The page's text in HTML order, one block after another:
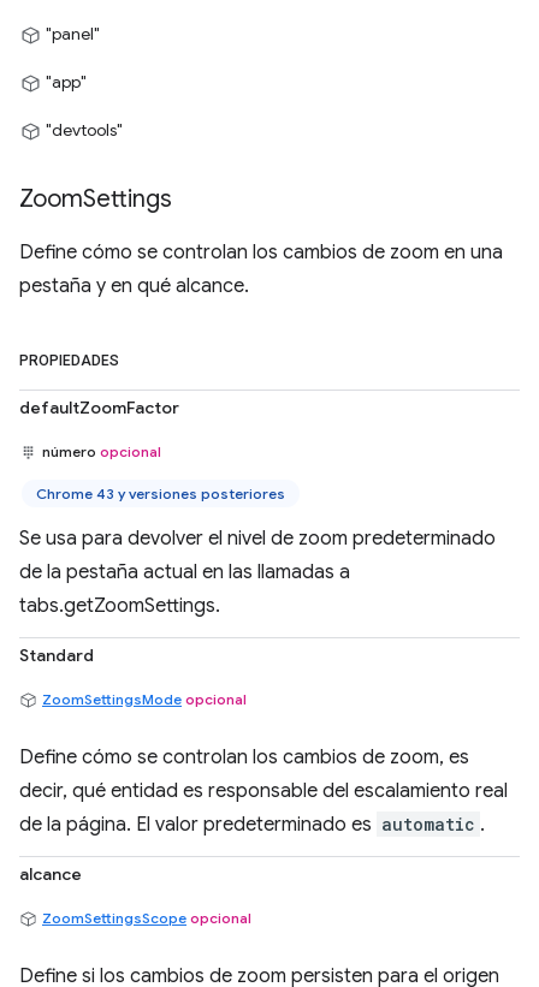
"panel"
"app"
"devtools"
ZoomSettings
Define cómo se controlan los cambios de zoom en una
pestaña y en qué alcance.
PROPIEDADES
defaultZoomFactor
número opcional
Chrome 43 y versiones posteriores
Se usa para devolver el nivel de zoom predeterminado
de la pestaña actual en las llamadas a
tabs.getZoomSettings.
Standard
ZoomSettingsMode opcional
Define cómo se controlan los cambios de zoom, es
decir, qué entidad es responsable del escalamiento real
de la página. El valor predeterminado es automatic .
alcance
ZoomSettingsScope opcional
Define si los cambios de zoom persisten para el origen